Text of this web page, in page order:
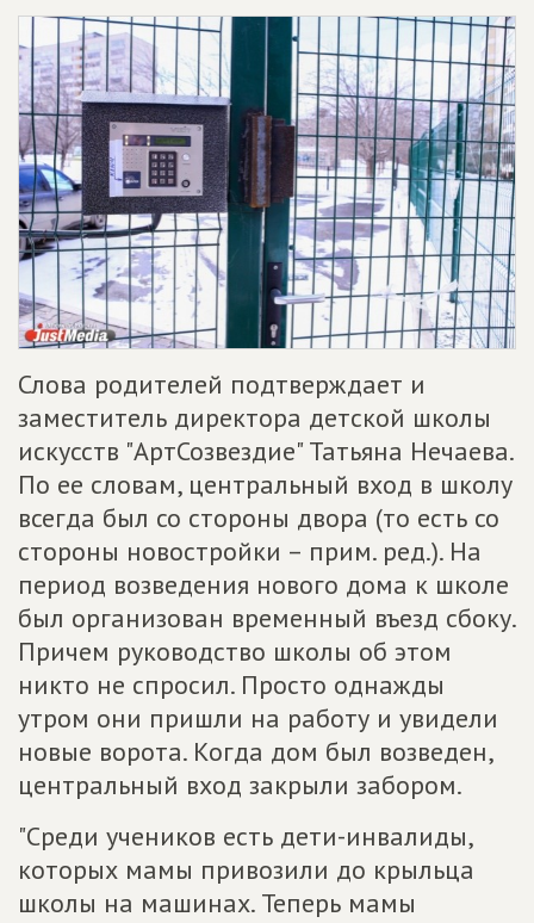
Слова родителей подтверждает и
заместитель директора детской школы
искусств "АртСозвездие" Татьяна Нечаева.
По ее словам, центральный вход в школу
всегда был со стороны двора (то есть со
стороны новостройки – прим. ред.). На
период возведения нового дома к школе
был организован временный въезд сбоку.
Причем руководство школы об этом
никто не спросил. Просто однажды
утром они пришли на работу и увидели
новые ворота. Когда дом был возведен,
центральный вход закрыли забором.
"Среди учеников есть дети-инвалиды,
которых мамы привозили до крыльца
школы на машинах. Теперь мамы